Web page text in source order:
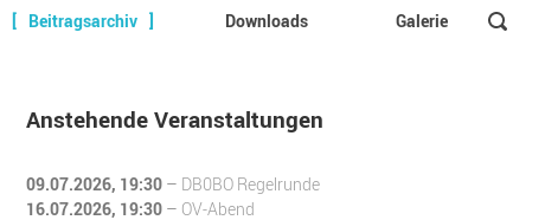
Beitragsarchiv Downloads Galerie
Anstehende Veranstaltungen
09.07.2026, 19:30 – DB0BO Regelrunde
16.07.2026, 19:30 – OV-Abend